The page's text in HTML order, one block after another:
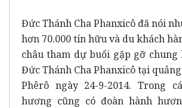
Đức Thánh Cha Phanxicô đã nói
hơn 70.000 tín hữu và du khách
châu tham dự buổi gặp gỡ
Đức Thánh Cha Phanxicô tại
Phêrô ngày 24-9-2014. Trong
hương cũng có đoàn hành